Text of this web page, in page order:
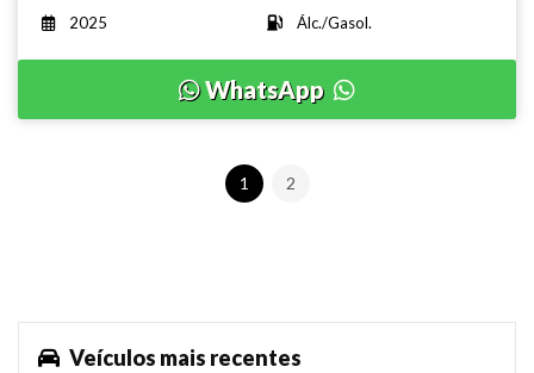
2025
Álc./Gasol.
WhatsApp
1 2
Veículos mais recentes